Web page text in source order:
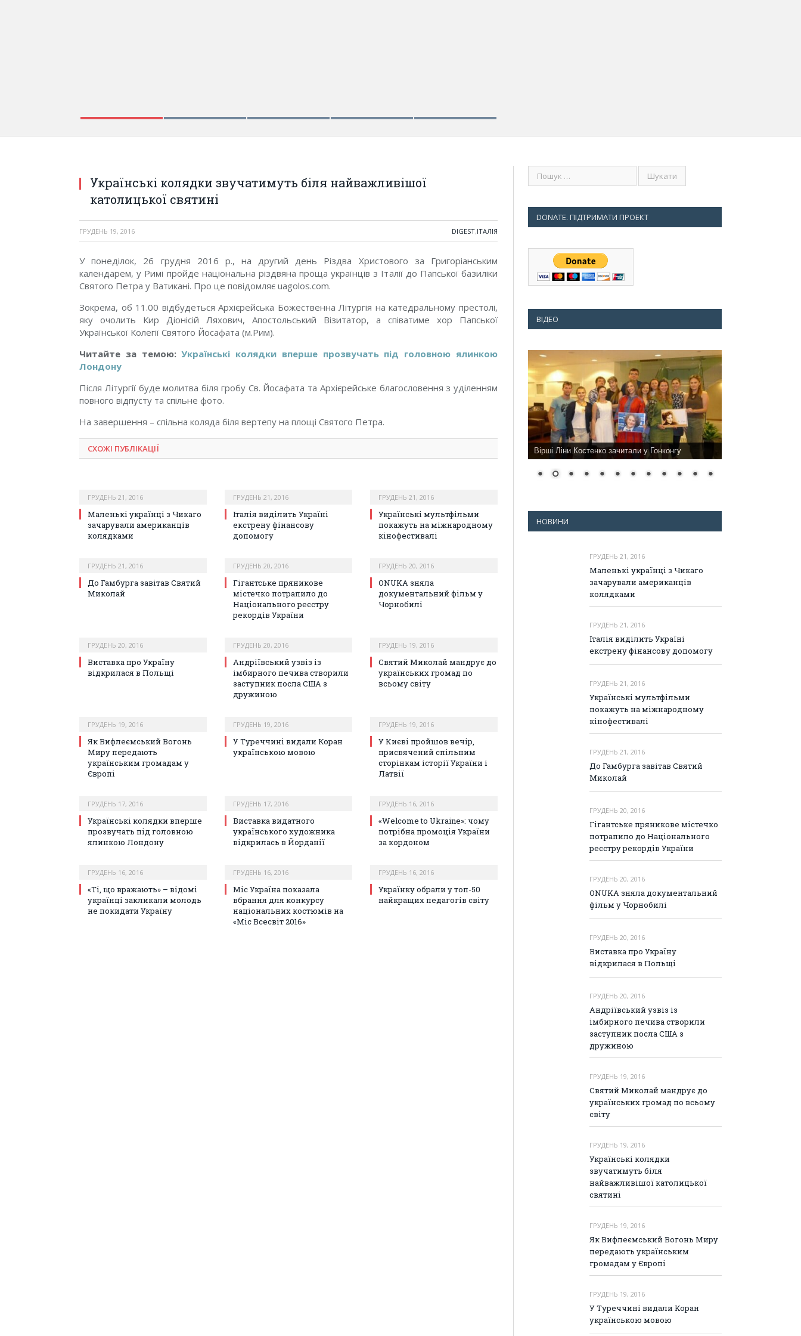
Українські колядки звучатимуть біля найважливішої
католицької святині
ГРУДЕНЬ 19, 2016 DIGEST,ІТАЛІЯ
У понеділок, 26 грудня 2016 р., на другий день Різдва Христового за Григоріанським
календарем, у Римі пройде національна різдвяна проща українців з Італії до Папської базиліки
Святого Петра у Ватикані. Про це повідомляє uagolos.com.
Зокрема, об 11.00 відбудеться Архієрейська Божественна Літургія на катедральному престолі,
яку очолить Кир Діонісій Ляхович, Апостольський Візитатор, а співатиме хор Папської
Української Колегії Святого Йосафата (м.Рим).
Читайте за темою:Українські колядки вперше прозвучать під головною ялинкою
Лондону
Після Літургії буде молитва біля гробу Св. Йосафата та Архієрейське благословення з уділенням
повного відпусту та спільне фото.
На завершення – спільна коляда біля вертепу на площі Святого Петра.
СХОЖІ ПУБЛІКАЦІЇ
ГРУДЕНЬ 21, 2016
Маленькі українці з Чикаго
зачарували американців
колядками
ГРУДЕНЬ 21, 2016
Італія виділить Україні
екстрену фінансову
допомогу
ГРУДЕНЬ 21, 2016
Українські мультфільми
покажуть на міжнародному
кінофестивалі
ГРУДЕНЬ 21, 2016
До Гамбурга завітав Святий
Миколай
ГРУДЕНЬ 20, 2016
Гігантське пряникове
містечко потрапило до
Національного реєстру
рекордів України
ГРУДЕНЬ 20, 2016
ONUKA зняла
документальний фільм у
Чорнобилі
ГРУДЕНЬ 20, 2016
Виставка про Україну
відкрилася в Польщі
ГРУДЕНЬ 20, 2016
Андріївський узвіз із
імбирного печива створили
заступник посла США з
дружиною
ГРУДЕНЬ 19, 2016
Святий Миколай мандрує до
українських громад по
всьому світу
ГРУДЕНЬ 19, 2016
Як Вифлеємський Вогонь
Миру передають
українським громадам у
Європі
ГРУДЕНЬ 19, 2016
У Туреччині видали Коран
українською мовою
ГРУДЕНЬ 19, 2016
У Києві пройшов вечір,
присвячений спільним
сторінкам історії України і
Латвії
ГРУДЕНЬ 17, 2016
Українські колядки вперше
прозвучать під головною
ялинкою Лондону
ГРУДЕНЬ 17, 2016
Виставка видатного
українського художника
відкрилась в Йорданії
ГРУДЕНЬ 16, 2016
«Welcome to Ukraine»: чому
потрібна промоція України
за кордоном
ГРУДЕНЬ 16, 2016
«Ті, що вражають» – відомі
українці закликали молодь
не покидати Україну
ГРУДЕНЬ 16, 2016
Міс Україна показала
вбрання для конкурсу
національних костюмів на
«Міс Всесвіт 2016»
ГРУДЕНЬ 16, 2016
Українку обрали у топ-50
найкращих педагогів світу
DONATE. ПІДТРИМАТИ ПРОЕКТ
ВІДЕО
Вірші Ліни Костенко зачитали у Гонконгу
НОВИНИ
ГРУДЕНЬ 21, 2016
Маленькі українці з Чикаго
зачарували американців
колядками
ГРУДЕНЬ 21, 2016
Італія виділить Україні
екстрену фінансову допомогу
ГРУДЕНЬ 21, 2016
Українські мультфільми
покажуть на міжнародному
кінофестивалі
ГРУДЕНЬ 21, 2016
До Гамбурга завітав Святий
Миколай
ГРУДЕНЬ 20, 2016
Гігантське пряникове містечко
потрапило до Національного
реєстру рекордів України
ГРУДЕНЬ 20, 2016
ONUKA зняла документальний
фільм у Чорнобилі
ГРУДЕНЬ 20, 2016
Виставка про Україну
відкрилася в Польщі
ГРУДЕНЬ 20, 2016
Андріївський узвіз із
імбирного печива створили
заступник посла США з
дружиною
ГРУДЕНЬ 19, 2016
Святий Миколай мандрує до
українських громад по всьому
світу
ГРУДЕНЬ 19, 2016
Українські колядки
звучатимуть біля
найважливішої католицької
святині
ГРУДЕНЬ 19, 2016
Як Вифлеємський Вогонь Миру
передають українським
громадам у Європі
ГРУДЕНЬ 19, 2016
У Туреччині видали Коран
українською мовою